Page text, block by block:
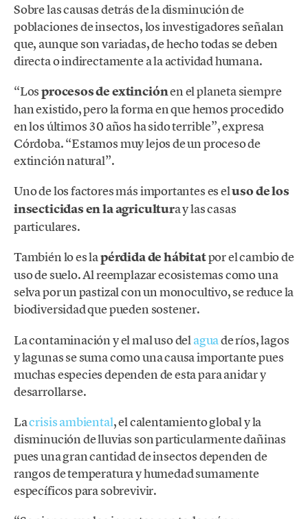
Sobre las causas detrás de la disminución de
poblaciones de insectos, los investigadores señalan
que, aunque son variadas, de hecho todas se deben
directa o indirectamente a la actividad humana.
“Losprocesos de extinciónen el planeta siempre
han existido, pero la forma en que hemos procedido
en los últimos 30 años ha sido terrible”, expresa
Córdoba. “Estamos muy lejos de un proceso de
extinción natural”.
Uno de los factores más importantes es eluso de los
insecticidas en la agricultura y las casas
particulares.
También lo es lapérdida de hábitatpor el cambio de
uso de suelo. Al reemplazar ecosistemas como una
selva por un pastizal con un monocultivo, se reduce la
biodiversidad que pueden sostener.
La contaminación y el mal uso del aguade ríos, lagos
y lagunas se suma como una causa importante pues
muchas especies dependen de esta para anidar y
desarrollarse.
Lacrisis ambiental, el calentamiento global y la
disminución de lluvias son particularmente dañinas
pues una gran cantidad de insectos dependen de
rangos de temperatura y humedad sumamente
específicos para sobrevivir.